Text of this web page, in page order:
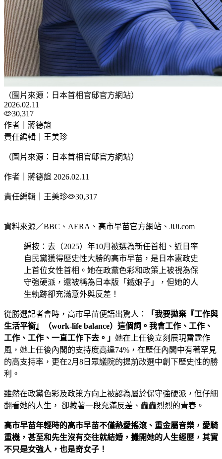
（圖片來源：日本首相官邸官方網站）
2026.02.11
30,317
作者｜蔣德誼
責任編輯｜王美珍
（圖片來源：日本首相官邸官方網站）
作者｜蔣德誼 2026.02.11
責任編輯｜王美珍 30,317
資料來源／BBC、AERA、高市早苗官方網站、JiJi.com
編按：去（2025）年10月被選為新任首相、近日率
自民黨獲得歷史性大勝的高市早苗，是日本憲政史
上首位女性首相。她在政黨色彩和政策上被視為保
守強硬派，還被稱為日本版「鐵娘子」，但她的人
生軌跡卻充滿意外與反差！
從勝選記者會時，高市早苗便語出驚人：
「我要拋棄『工作與
生活平衡』（work-life balance）這個詞。我會工作、工作、
工作、工作、一直工作下去。」 她在上任後立刻展現雷霆作
風，她上任後內閣的支持度高達74%，在歷任內閣中有著罕見
的高支持率，更在2月8日眾議院的提前改選中創下歷史性的勝
利。
雖然在政黨色彩及政策方向上被認為屬於保守強硬派，但仔細
翻看她的人生， 卻藏著一段充滿反差、轟轟烈烈的青春。
高市早苗年輕時的高市早苗不僅熱愛搖滾、重金屬音樂，愛騎
重機，甚至和先生沒有交往就結婚，攤開她的人生經歷，其實
不只是女強人，也是奇女子！